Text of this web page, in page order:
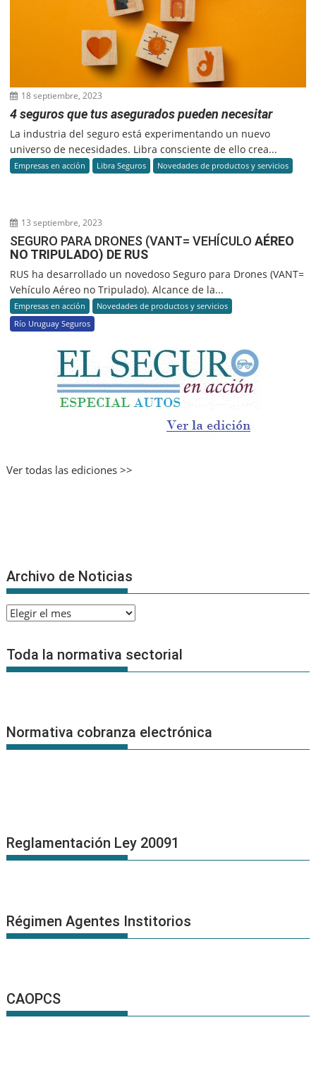
18 septiembre, 2023
4 seguros que tus asegurados pueden necesitar
La industria del seguro está experimentando un nuevo
universo de necesidades. Libra consciente de ello crea...
Empresas en acción Libra Seguros Novedades de productos y servicios
13 septiembre, 2023
SEGURO PARA DRONES (VANT= VEHÍCULOAÉREO
NO TRIPULADO) DE RUS
RUS ha desarrollado un novedoso Seguro para Drones (VANT=
Vehículo Aéreo no Tripulado). Alcance de la...
Empresas en acción
Novedades de productos y servicios
Río Uruguay Seguros
Ver todas las ediciones >>
Archivo de Noticias
Archivo
Noticias
Toda la normativa sectorial
Normativa cobranza electrónica
Reglamentación Ley 20091
Régimen Agentes Institorios
CAOPCS